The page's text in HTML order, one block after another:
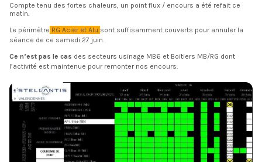
Compte tenu des fortes chaleurs, un point flux / encours a été refait ce
matin.
Le périmètre RG Acier et Alu sont suffisamment couverts pour annuler la
séance de ce samedi 27 juin.
Ce n’est pas le cas des secteurs usinage MB6 et Boitiers MB/RG dont
l’activité est maintenue pour remonter nos encours.